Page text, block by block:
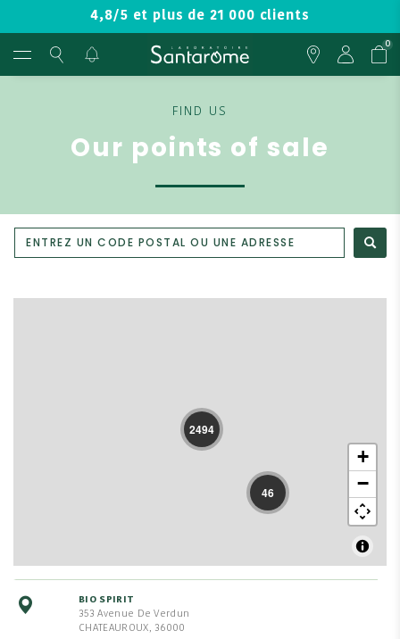
4,8/5 et plus de 21 000 clients
0
FIND US
Our points of sale
2494
46
+
−
BIO SPIRIT
353 Avenue De Verdun
CHATEAUROUX, 36000